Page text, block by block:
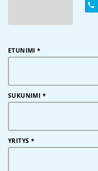
ETUNIMI *
SUKUNIMI *
YRITYS *